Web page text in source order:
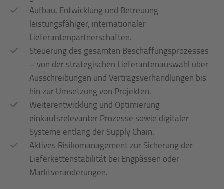
Aufbau, Entwicklung und Betreuung
leistungsfähiger, internationaler
Lieferantenpartnerschaften.
Steuerung des gesamten Beschaffungsprozesses
– von der strategischen Lieferantenauswahl über
Ausschreibungen und Vertragsverhandlungen bis
hin zur Umsetzung von Projekten.
Weiterentwicklung und Optimierung
einkaufsrelevanter Prozesse sowie digitaler
Systeme entlang der Supply Chain.
Aktives Risikomanagement zur Sicherung der
Lieferkettenstabilität bei Engpässen oder
Marktveränderungen.